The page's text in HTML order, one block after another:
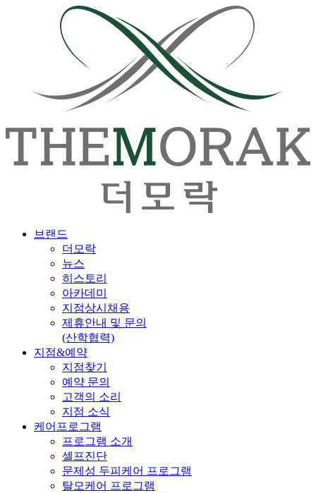
브랜드
더모락
뉴스
히스토리
아카데미
지점상시채용
제휴안내 및 문의
(산학협력)
지점&예약
지점찾기
예약 문의
고객의 소리
지점 소식
케어프로그램
프로그램 소개
셀프진단
문제성 두피케어 프로그램
탈모케어 프로그램